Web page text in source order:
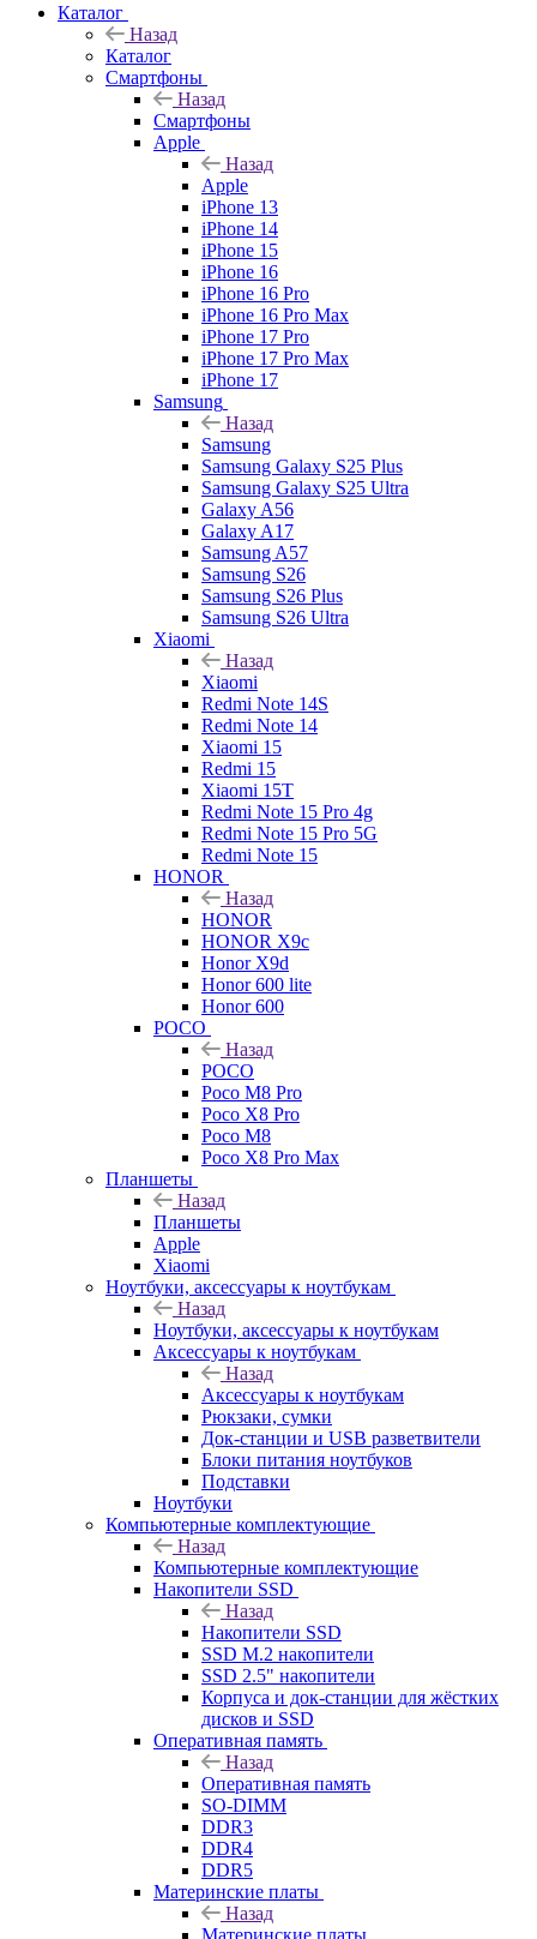
Каталог
Назад
Каталог
Смартфоны
Назад
Смартфоны
Apple
Назад
Apple
iPhone 13
iPhone 14
iPhone 15
iPhone 16
iPhone 16 Pro
iPhone 16 Pro Max
iPhone 17 Pro
iPhone 17 Pro Max
iPhone 17
Samsung
Назад
Samsung
Samsung Galaxy S25 Plus
Samsung Galaxy S25 Ultra
Galaxy A56
Galaxy A17
Samsung A57
Samsung S26
Samsung S26 Plus
Samsung S26 Ultra
Xiaomi
Назад
Xiaomi
Redmi Note 14S
Redmi Note 14
Xiaomi 15
Redmi 15
Xiaomi 15T
Redmi Note 15 Pro 4g
Redmi Note 15 Pro 5G
Redmi Note 15
HONOR
Назад
HONOR
HONOR X9c
Honor X9d
Honor 600 lite
Honor 600
POCO
Назад
POCO
Poco M8 Pro
Poco X8 Pro
Poco M8
Poco X8 Pro Max
Планшеты
Назад
Планшеты
Apple
Xiaomi
Ноутбуки, аксессуары к ноутбукам
Назад
Ноутбуки, аксессуары к ноутбукам
Аксессуары к ноутбукам
Назад
Аксессуары к ноутбукам
Рюкзаки, сумки
Док-станции и USB разветвители
Блоки питания ноутбуков
Подставки
Ноутбуки
Компьютерные комплектующие
Назад
Компьютерные комплектующие
Накопители SSD
Назад
Накопители SSD
SSD M.2 накопители
SSD 2.5" накопители
Корпуса и док-станции для жёстких
дисков и SSD
Оперативная память
Назад
Оперативная память
SO-DIMM
DDR3
DDR4
DDR5
Материнские платы
Назад
Материнские платы